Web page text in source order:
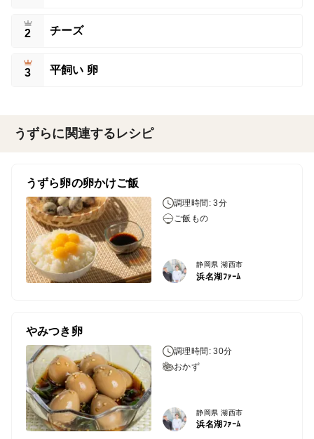
2 チーズ
3 平飼い 卵
うずらに関連するレシピ
うずら卵の卵かけご飯
調理時間: 3分
ご飯もの
静岡県 湖西市
浜名湖ﾌｧｰﾑ
やみつき卵
調理時間: 30分
おかず
静岡県 湖西市
浜名湖ﾌｧｰﾑ